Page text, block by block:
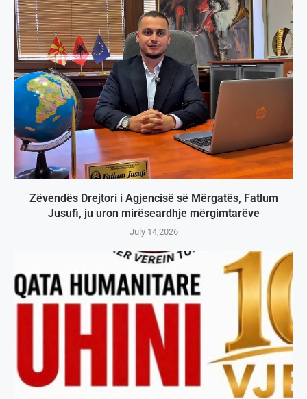
Zëvendës Drejtori i Agjencisë së Mërgatës, Fatlum
Jusufi, ju uron mirëseardhje mërgimtarëve
July 14,2026